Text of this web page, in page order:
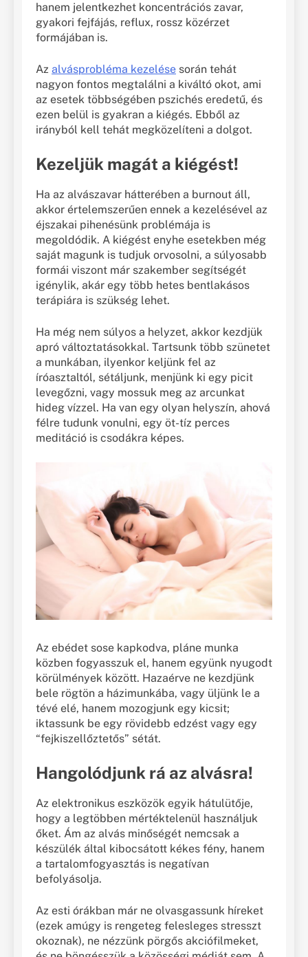
hanem jelentkezhet koncentrációs zavar,
gyakori fejfájás, reflux, rossz közérzet
formájában is.
Az alvásprobléma kezelése során tehát
nagyon fontos megtalálni a kiváltó okot, ami
az esetek többségében pszichés eredetű, és
ezen belül is gyakran a kiégés. Ebből az
irányból kell tehát megközelíteni a dolgot.
Kezeljük magát a kiégést!
Ha az alvászavar hátterében a burnout áll,
akkor értelemszerűen ennek a kezelésével az
éjszakai pihenésünk problémája is
megoldódik. A kiégést enyhe esetekben még
saját magunk is tudjuk orvosolni, a súlyosabb
formái viszont már szakember segítségét
igénylik, akár egy több hetes bentlakásos
terápiára is szükség lehet.
Ha még nem súlyos a helyzet, akkor kezdjük
apró változtatásokkal. Tartsunk több szünetet
a munkában, ilyenkor keljünk fel az
íróasztaltól, sétáljunk, menjünk ki egy picit
levegőzni, vagy mossuk meg az arcunkat
hideg vízzel. Ha van egy olyan helyszín, ahová
félre tudunk vonulni, egy öt-tíz perces
meditáció is csodákra képes.
Az ebédet sose kapkodva, pláne munka
közben fogyasszuk el, hanem együnk nyugodt
körülmények között. Hazaérve ne kezdjünk
bele rögtön a házimunkába, vagy üljünk le a
tévé elé, hanem mozogjunk egy kicsit;
iktassunk be egy rövidebb edzést vagy egy
“fejkiszellőztetős” sétát.
Hangolódjunk rá az alvásra!
Az elektronikus eszközök egyik hátulütője,
hogy a legtöbben mértéktelenül használjuk
őket. Ám az alvás minőségét nemcsak a
készülék által kibocsátott kékes fény, hanem
a tartalomfogyasztás is negatívan
befolyásolja.
Az esti órákban már ne olvasgassunk híreket
(ezek amúgy is rengeteg felesleges stresszt
okoznak), ne nézzünk pörgős akciófilmeket,